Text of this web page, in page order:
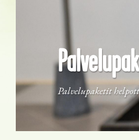
Palvelupaketit